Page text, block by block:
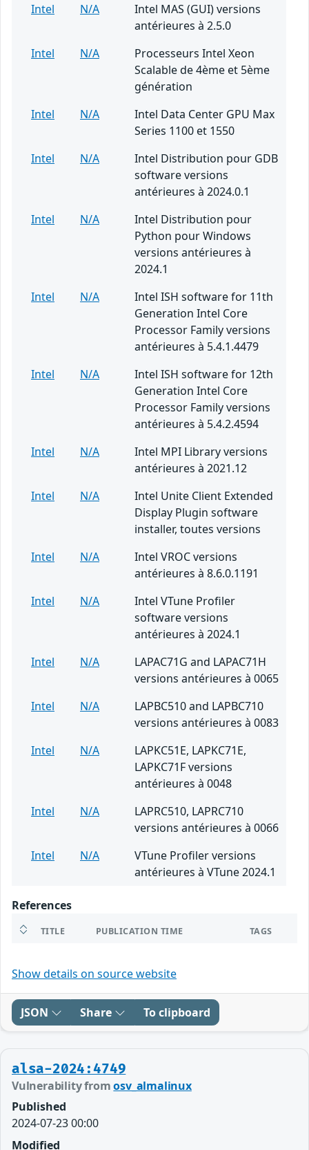
Intel
N/A
Intel MAS (GUI) versions
antérieures à 2.5.0
Intel
N/A
Processeurs Intel Xeon
Scalable de 4ème et 5ème
génération
Intel
N/A
Intel Data Center GPU Max
Series 1100 et 1550
Intel
N/A
Intel Distribution pour GDB
software versions
antérieures à 2024.0.1
Intel
N/A
Intel Distribution pour
Python pour Windows
versions antérieures à
2024.1
Intel
N/A
Intel ISH software for 11th
Generation Intel Core
Processor Family versions
antérieures à 5.4.1.4479
Intel
N/A
Intel ISH software for 12th
Generation Intel Core
Processor Family versions
antérieures à 5.4.2.4594
Intel
N/A
Intel MPI Library versions
antérieures à 2021.12
Intel
N/A
Intel Unite Client Extended
Display Plugin software
installer, toutes versions
Intel
N/A
Intel VROC versions
antérieures à 8.6.0.1191
Intel
N/A
Intel VTune Profiler
software versions
antérieures à 2024.1
Intel
N/A
LAPAC71G and LAPAC71H
versions antérieures à 0065
Intel
N/A
LAPBC510 and LAPBC710
versions antérieures à 0083
Intel
N/A
LAPKC51E, LAPKC71E,
LAPKC71F versions
antérieures à 0048
Intel
N/A
LAPRC510, LAPRC710
versions antérieures à 0066
Intel
N/A
VTune Profiler versions
antérieures à VTune 2024.1
References
TITLE PUBLICATION TIME TAGS
Show details on source website
JSON Share To clipboard
alsa-2024:4749
Vulnerability fromosv_almalinux
Published
2024-07-23 00:00
Modified